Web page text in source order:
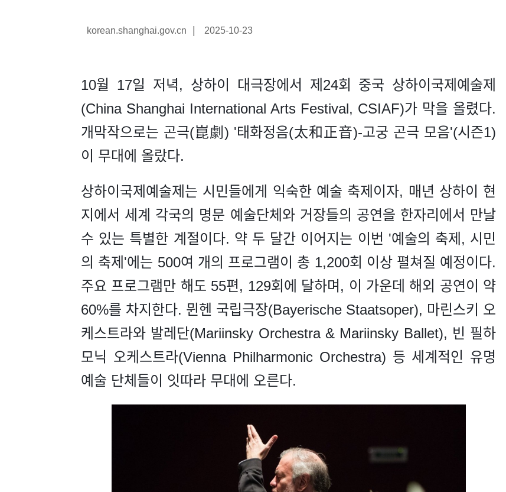
korean.shanghai.gov.cn | 2025-10-23
10월 17일 저녁, 상하이 대극장에서 제24회 중국 상하이국제예술제
(China Shanghai International Arts Festival, CSIAF)가 막을 올렸다.
개막작으로는 곤극(崑劇) '태화정음(太和正音)-고궁 곤극 모음'(시즌1)
이 무대에 올랐다.
상하이국제예술제는 시민들에게 익숙한 예술 축제이자, 매년 상하이 현
지에서 세계 각국의 명문 예술단체와 거장들의 공연을 한자리에서 만날
수 있는 특별한 계절이다. 약 두 달간 이어지는 이번 '예술의 축제, 시민
의 축제'에는 500여 개의 프로그램이 총 1,200회 이상 펼쳐질 예정이다.
주요 프로그램만 해도 55편, 129회에 달하며, 이 가운데 해외 공연이 약
60%를 차지한다. 뮌헨 국립극장(Bayerische Staatsoper), 마린스키 오
케스트라와 발레단(Mariinsky Orchestra & Mariinsky Ballet), 빈 필하
모닉 오케스트라(Vienna Philharmonic Orchestra) 등 세계적인 유명
예술 단체들이 잇따라 무대에 오른다.